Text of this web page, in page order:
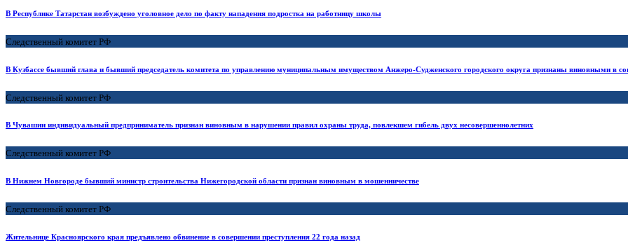
В Республике Татарстан возбуждено уголовное дело по факту нападения подростка на работницу школы
Следственный комитет РФ
В Кузбассе бывший глава и бывший председатель комитета по управлению муниципальным имуществом Анжеро-Судженского городского округа признаны виновными в
Следственный комитет РФ
В Чувашии индивидуальный предприниматель признан виновным в нарушении правил охраны труда, повлекшем гибель двух несовершеннолетних
Следственный комитет РФ
В Нижнем Новгороде бывший министр строительства Нижегородской области признан виновным в мошенничестве
Следственный комитет РФ
Жительнице Красноярского края предъявлено обвинение в совершении преступления 22 года назад